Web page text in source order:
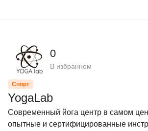
0
В избранном
Спорт
YogaLab
Современный йога центр в самом
опытные и сертифицированные